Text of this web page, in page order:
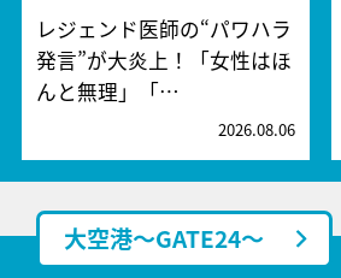
レジェンド医師の“パワハラ
発言”が大炎上！「女性はほ
んと無理」「…
2026.08.06
大空港～GATE24～